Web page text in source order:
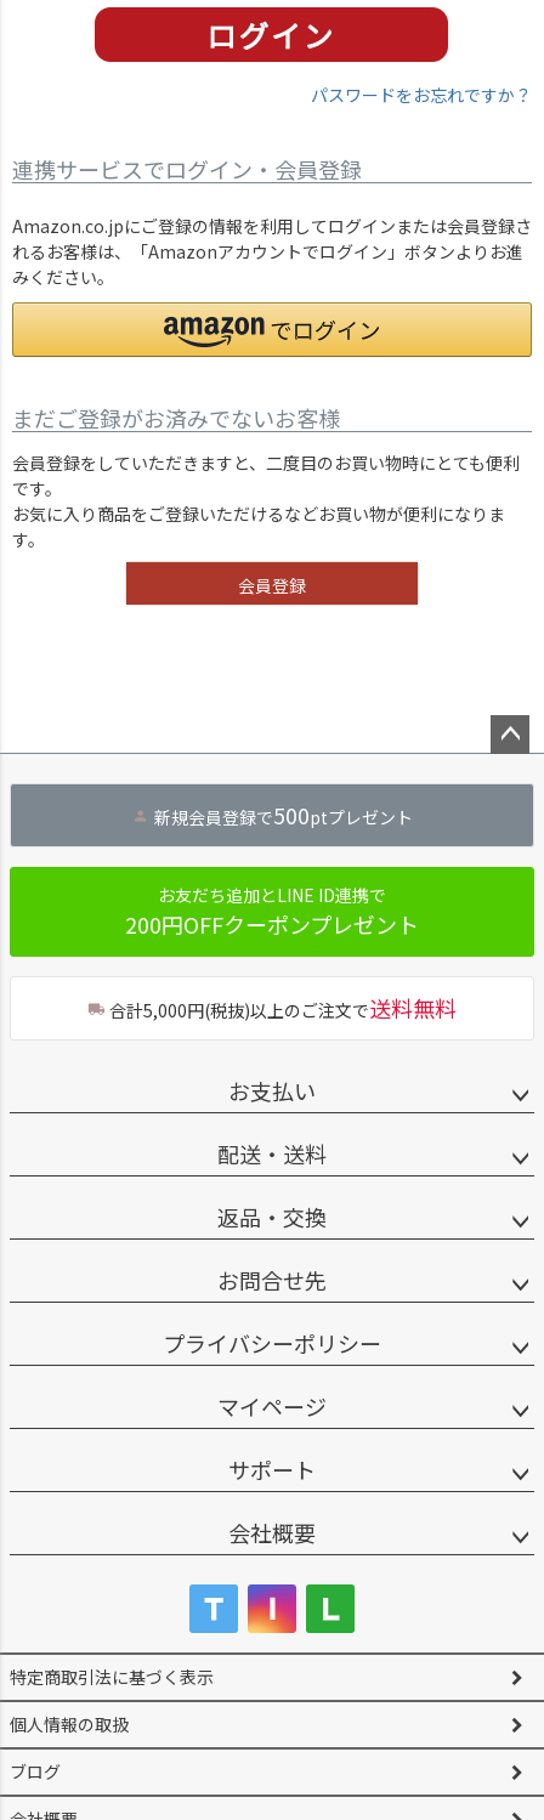
パスワードをお忘れですか？
連携サービスでログイン・会員登録
Amazon.co.jpにご登録の情報を利用してログインまたは会員登録さ
れるお客様は、「Amazonアカウントでログイン」ボタンよりお進
みください。
まだご登録がお済みでないお客様
会員登録をしていただきますと、二度目のお買い物時にとても便利
です。
お気に入り商品をご登録いただけるなどお買い物が便利になりま
す。
会員登録
へ
新規会員登録で500ptプレゼント
お友だち追加とLINE ID連携で
200円OFFクーポンプレゼント
合計5,000円(税抜)以上のご注文で送料無料
お支払い
配送・送料
返品・交換
お問合せ先
プライバシーポリシー
マイページ
サポート
会社概要
特定商取引法に基づく表示
個人情報の取扱
ブログ